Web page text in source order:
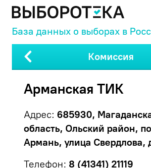
База данных о выборах в
Комиссия
Арманская ТИК
Адрес: 685930,
область, Ольский район,
Армань, улица Свердлова,
Телефон: 8 (41341) 21119